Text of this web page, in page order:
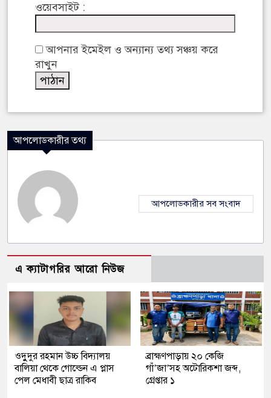
ওয়েবসাইট :
আপনার ইমেইল ও অন্যান্য তথ্য সঞ্চয় করে
রাখুন
আপলোডকারীর তথ্য
আপলোডকারীর সব সংবাদ
এ ক্যাটাগরির আরো নিউজ
ওদুুদুর রহমান উচ্চ বিদ্যালয়
বালিয়া থেকে গোল্ডেন এ প্লাস
পেল মেধাবী ছাত্র রাকিব
ব্রাহ্মণপাড়ায় ২০ কেজি
গাঁ’জা’সহ অটোরিকশা জব্দ,
গ্রেপ্তার ১